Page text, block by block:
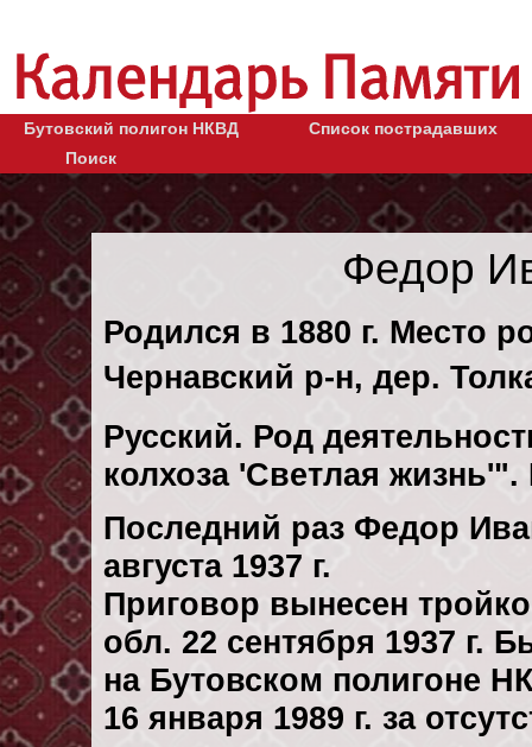
Бутовский полигон НКВД
Список пострадавших
Поиск
Федор
Родился в 1880 г. Место
Чернавский р-н, дер.
Русский. Род
колхоза 'Светлая
Последний раз Федор
августа 1937 г.
Приговор вынесен
обл. 22 сентября 1937 г.
на Бутовском полигоне
16 января 1989 г. за